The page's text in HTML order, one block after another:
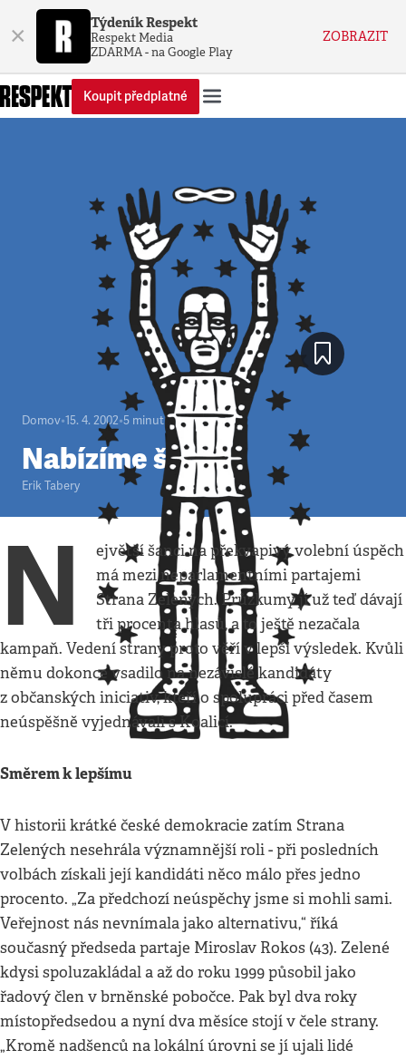
× Týdeník Respekt
Respekt Media
ZDARMA - na Google Play
ZOBRAZIT
Koupit předplatné
Domov•15. 4. 2002•5 minut
Nabízíme šanci
Erik Tabery
N
ejvětší šanci na překvapivý volební úspěch
má mezi neparlamentními partajemi
Strana Zelených. Průzkumy jí už teď dávají
tři procenta hlasů, a to ještě nezačala
kampaň. Vedení strany proto věří v lepší výsledek. Kvůli
němu dokonce vsadilo na nezávislé kandidáty
z občanských iniciativ, kteří o spolupráci před časem
neúspěšně vyjednávali s Koalicí.
Směrem k lepšímu
V historii krátké české demokracie zatím Strana
Zelených nesehrála významnější roli - při posledních
volbách získali její kandidáti něco málo přes jedno
procento. „Za předchozí neúspěchy jsme si mohli sami.
Veřejnost nás nevnímala jako alternativu,“ říká
současný předseda partaje Miroslav Rokos (43). Zelené
kdysi spoluzakládal a až do roku 1999 působil jako
řadový člen v brněnské pobočce. Pak byl dva roky
místopředsedou a nyní dva měsíce stojí v čele strany.
„Kromě nadšenců na lokální úrovni se jí ujali lidé